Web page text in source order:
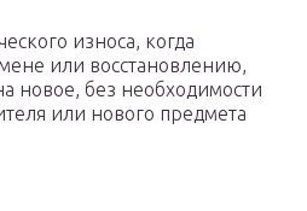
износа, когда
или восстановлению,
новое, без необходимости
или нового предмета